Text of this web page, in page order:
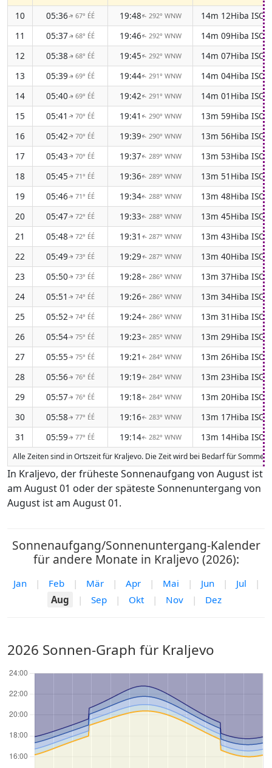
10
05:36↑ 67° ÉÉ 19:48↑ 292° WNW
14m 12Hiba ISO
11
05:37↑ 68° ÉÉ 19:46↑ 292° WNW
14m 09Hiba ISO
12
05:38↑ 68° ÉÉ 19:45↑ 292° WNW
14m 07Hiba ISO
13
05:39↑ 69° ÉÉ 19:44↑ 291° WNW
14m 04Hiba ISO
14
05:40↑ 69° ÉÉ 19:42↑ 291° WNW
14m 01Hiba ISO
15
05:41 ↑ 70° ÉÉ 19:41 ↑ 290° WNW
13m 59Hiba ISO
16
05:42↑ 70° ÉÉ 19:39↑ 290° WNW
13m 56Hiba ISO
17
05:43↑ 70° ÉÉ 19:37↑ 289° WNW
13m 53Hiba ISO
18
05:45↑ 71° ÉÉ 19:36↑ 289° WNW
13m 51Hiba ISO
19
05:46↑ 71° ÉÉ 19:34↑ 288° WNW
13m 48Hiba ISO
20
05:47↑ 72° ÉÉ 19:33↑ 288° WNW
13m 45Hiba ISO
21
05:48↑ 72° ÉÉ 19:31 ↑ 287° WNW
13m 43Hiba ISO
22
05:49↑ 73° ÉÉ 19:29↑ 287° WNW
13m 40Hiba ISO
23
05:50↑ 73° ÉÉ 19:28↑ 286° WNW
13m 37Hiba ISO
24
05:51 ↑ 74° ÉÉ 19:26↑ 286° WNW
13m 34Hiba ISO
25
05:52↑ 74° ÉÉ 19:24↑ 286° WNW
13m 31Hiba ISO
26
05:54↑ 75° ÉÉ 19:23↑ 285° WNW
13m 29Hiba ISO
27
05:55↑ 75° ÉÉ 19:21 ↑ 284° WNW
13m 26Hiba ISO
28
05:56↑ 76° ÉÉ 19:19↑ 284° WNW
13m 23Hiba ISO
29
05:57↑ 76° ÉÉ 19:18↑ 284° WNW
13m 20Hiba ISO
30
05:58↑ 77° ÉÉ 19:16↑ 283° WNW
13m 17Hiba ISO
31
05:59↑ 77° ÉÉ 19:14↑ 282° WNW 13m 14Hiba ISO
Alle Zeiten sind in Ortszeit für Kraljevo. Die Zeit wird bei Bedarf für
In Kraljevo, der früheste Sonnenaufgang von August ist
am August 01 oder der späteste Sonnenuntergang von
August ist am August 01.
Sonnenaufgang/Sonnenuntergang-Kalender
für andere Monate in Kraljevo (2026):
Jan | Feb | Mär | Apr | Mai | Jun | Jul
|
Aug
| Sep | Okt | Nov | Dez
2026 Sonnen-Graph für Kraljevo